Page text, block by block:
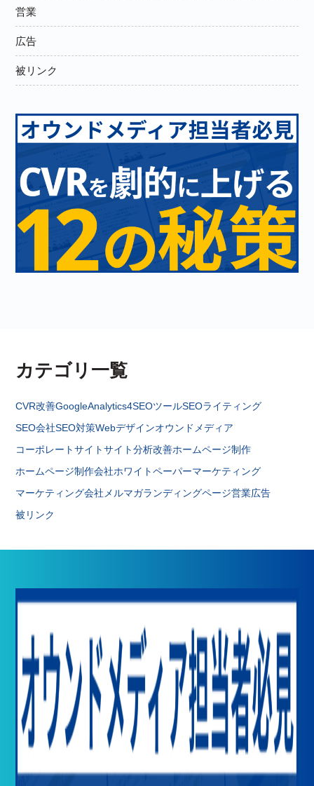
営業
広告
被リンク
カテゴリ一覧
CVR改善GoogleAnalytics4SEOツールSEOライティング
SEO会社SEO対策Webデザインオウンドメディア
コーポレートサイトサイト分析改善ホームページ制作
ホームページ制作会社ホワイトペーパーマーケティング
マーケティング会社 メルマガランディングページ営業広告
被リンク